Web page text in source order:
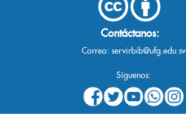
Contáctanos:
Correo: servirbib@ufg.edu.sv
Síguenos: